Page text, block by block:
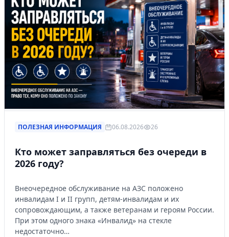
ПОЛЕЗНАЯ ИНФОРМАЦИЯ 06.08.2026 26
Кто может заправляться без очереди в
2026 году?
Внеочередное обслуживание на АЗС положено
инвалидам I и II групп, детям-инвалидам и их
сопровождающим, а также ветеранам и героям России.
При этом одного знака «Инвалид» на стекле
недостаточно…